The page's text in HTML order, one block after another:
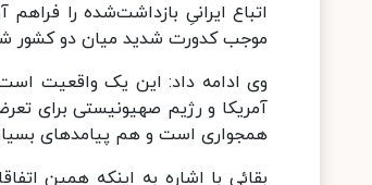
اتباع ایرانیِ بازداشت‌شده را
موجب کدورت شدید میان دو کشور
وی ادامه داد: این یک واقعیت است
آمریکا و رژیم صهیونیستی برای
همجواری است و هم پیامدهای بسیار
بقائی با اشاره به اینکه همین